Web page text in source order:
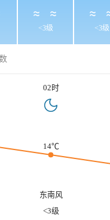
<3级 <3级
02时
14℃
东南风
<3级